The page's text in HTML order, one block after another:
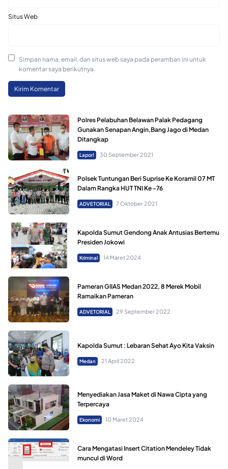
Situs Web
Simpan nama, email, dan situs web saya pada peramban ini untuk
komentar saya berikutnya.
Polres Pelabuhan Belawan Palak Pedagang
Gunakan Senapan Angin,Bang Jago di Medan
Ditangkap
Lapor! 30 September 2021
Polsek Tuntungan Beri Suprise Ke Koramil 07 MT
Dalam Rangka HUT TNI Ke -76
ADVETORIAL 7 Oktober 2021
Kapolda Sumut Gendong Anak Antusias Bertemu
Presiden Jokowi
Kriminal 14 Maret 2024
Pameran GIIAS Medan 2022, 8 Merek Mobil
Ramaikan Pameran
ADVETORIAL 29 September 2022
Kapolda Sumut : Lebaran Sehat Ayo Kita Vaksin
Medan 21 April 2022
Menyediakan Jasa Maket di Nawa Cipta yang
Terpercaya
Ekonomi 10 Maret 2024
Cara Mengatasi Insert Citation Mendeley Tidak
muncul di Word